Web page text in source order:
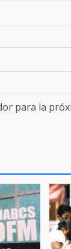
para la